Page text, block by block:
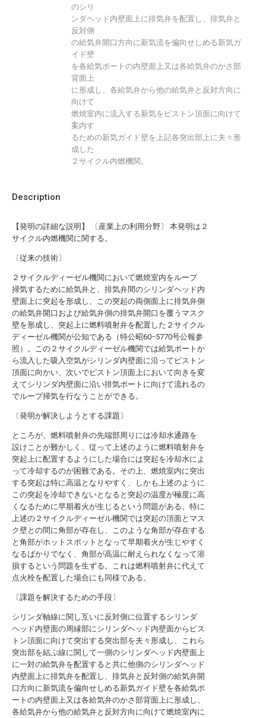
Description
【発明の詳細な説明】 〔産業上の利用分野〕 本発明は２
サイクル内燃機関に関する。
〔従来の技術〕
２サイクルディーゼル機関において燃焼室内をループ
掃気するために給気弁と、排気弁間のシリンダヘッド内
壁面上に突起を形成し、この突起の両側面上に排気弁側
の給気弁開口および給気弁側の排気弁開口を覆うマスク
壁を形成し、突起上に燃料噴射弁を配置した２サイクル
ディーゼル機関が公知である（特公昭60−5770号公報参
照）。この２サイクルディーゼル機関では給気ポートか
ら流入した吸入空気がシリンダ内壁面に沿ってピストン
頂面に向かい、次いでピストン頂面上において向きを変
えてシリンダ内壁面に沿い排気ポートに向けて流れるの
でループ掃気を行なうことができる。
〔発明が解決しようとする課題〕
ところが、燃料噴射弁の先端部周りには冷却水通路を
設けことが難かしく、従って上述のように燃料噴射弁を
突起上に配置するようにした場合には突起を冷却水によ
って冷却するのが困難である。その上、燃焼室内に突出
する突起は特に高温となりやすく、しかも上述のように
この突起を冷却できないとなると突起の温度が極度に高
くなるために早期着火が生じるという問題がある。特に
上述の２サイクルディーゼル機関では突起の頂面とマス
ク壁との間に角部が存在し、このような角部が存在する
と角部がホットスポットとなって早期着火が生じやすく
なるばかりでなく、角部が高温に耐えられなくなって溶
損するという問題を生ずる。これは燃料噴射弁に代えて
点火栓を配置した場合にも同様である。
〔課題を解決するための手段〕
シリンダ軸線に関し互いに反対側に位置するシリンダ
ヘッド内壁面の周縁部にシリンダヘッド内壁面からピス
トン頂面に向けて突出する突出部を夫々形成し、これら
突出部を結ぶ線に関して一側のシリンダヘッド内壁面上
に一対の給気弁を配置すると共に他側のシリンダヘッド
内壁面上に排気弁を配置し、排気弁と反対側の給気弁開
口方向に新気流を偏向せしめる新気ガイド壁を各給気ポ
ートの内壁面上又は各給気弁のかさ部背面上に形成し、
各給気弁から他の給気弁と反対方向に向けて燃焼室内に
のシリ
ンダヘッド内壁面上に排気弁を配置し、排気弁と
反対側
の給気弁開口方向に新気流を偏向せしめる新気ガ
イド壁
を各給気ポートの内壁面上又は各給気弁のかさ部
背面上
に形成し、各給気弁から他の給気弁と反対方向に
向けて
燃焼室内に流入する新気をピストン頂面に向けて
案内す
るための新気ガイド壁を上記各突出部上に夫々形
成した
２サイクル内燃機関。